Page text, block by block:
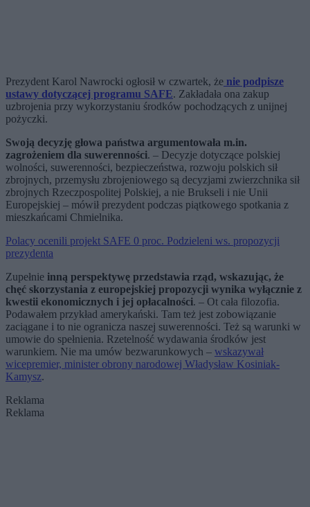
Prezydent Karol Nawrocki ogłosił w czwartek, że nie podpisze
ustawy dotyczącej programu SAFE. Zakładała ona zakup
uzbrojenia przy wykorzystaniu środków pochodzących z unijnej
pożyczki.
Swoją decyzję głowa państwa argumentowała m.in.
zagrożeniem dla suwerenności. – Decyzje dotyczące polskiej
wolności, suwerenności, bezpieczeństwa, rozwoju polskich sił
zbrojnych, przemysłu zbrojeniowego są decyzjami zwierzchnika sił
zbrojnych Rzeczpospolitej Polskiej, a nie Brukseli i nie Unii
Europejskiej – mówił prezydent podczas piątkowego spotkania z
mieszkańcami Chmielnika.
Polacy ocenili projekt SAFE 0 proc. Podzieleni ws. propozycji
prezydenta
Zupełnie inną perspektywę przedstawia rząd, wskazując, że
chęć skorzystania z europejskiej propozycji wynika wyłącznie z
kwestii ekonomicznych i jej opłacalności. – Ot cała filozofia.
Podawałem przykład amerykański. Tam też jest zobowiązanie
zaciągane i to nie ogranicza naszej suwerenności. Też są warunki w
umowie do spełnienia. Rzetelność wydawania środków jest
warunkiem. Nie ma umów bezwarunkowych – wskazywał
wicepremier, minister obrony narodowej Władysław Kosiniak-
Kamysz.
Reklama
Reklama